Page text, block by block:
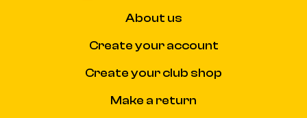
About us
Create your account
Create your club shop
Make a return